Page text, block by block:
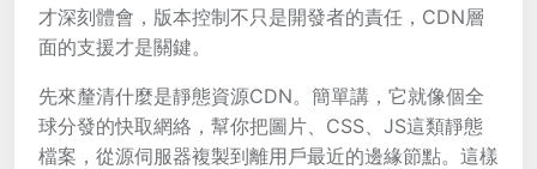
才深刻體會，版本控制不只是開發者的責任，CDN層
面的支援才是關鍵。
先來釐清什麼是靜態資源CDN。簡單講，它就像個全
球分發的快取網絡，幫你把圖片、CSS、JS這類靜態
檔案，從源伺服器複製到離用戶最近的邊緣節點。這樣